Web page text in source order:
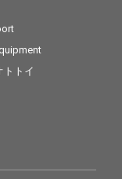
トトイ